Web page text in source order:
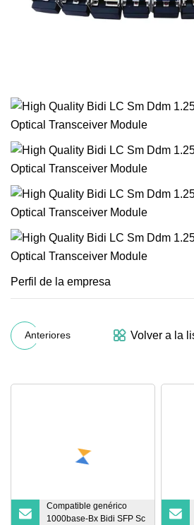
Perfil de la empresa
Anteriores Volver a la
Compatible genérico
1000base-Bx Bidi SFP Sc